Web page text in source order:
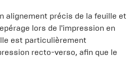
alignement précis de la feuille et
lors de l'impression en
est particulièrement
recto-verso, afin que le